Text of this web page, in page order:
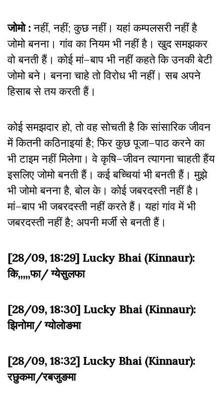
जोमो :नहीं, नहीं; कुछ नहीं। यहां कम्पलसरी नहीं है
जोमो बनना। गांव का नियम भी नहीं है। खुद समझकर
वो बनती हैं। कोई मां–बाप भी नहीं कहते कि उनकी बेटी
जोमो बने। बनना चाहे तो विरोध भी नहीं। सब अपने
हिसाब से तय करती हैं।
कोई समझदार हो, तो वह सोचती है कि सांसारिक जीवन
में कितनी कठिनाइयां है; फिर कुछ पूजा–पाठ करने का
भी टाइम नहीं मिलेगा। वे कृषि–जीवन त्यागना चाहती हैंय
इसलिए जोमो बनती हैं। कई बच्चियां भी बनती हैं। मुझे
भी जोमो बनना है, बोल के। कोई जबरदस्ती नहीं है।
मां–बाप भी जबरदस्ती नहीं करते हैं। यहां गांव में भी
जबरदस्ती नहीं है; अपनी मर्जी से बनती हैं।
[28/09, 18:29] Lucky Bhai (Kinnaur):
कि,,,,,फा/ ग्येसुलफा
[28/09, 18:30] Lucky Bhai (Kinnaur):
झिनोमा/ ग्योलोङमा
[28/09, 18:32] Lucky Bhai (Kinnaur):
रछुकमा/रबजुङमा